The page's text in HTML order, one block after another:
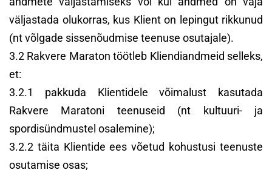
väljastada olukorras, kus Klient on lepingut rikkunud
(nt võlgade sissenõudmise teenuse osutajale).
3.2 Rakvere Maraton töötleb Kliendiandmeid selleks,
et:
3.2.1 pakkuda Klientidele võimalust kasutada
Rakvere Maratoni teenuseid (nt kultuuri- ja
spordisündmustel osalemine);
3.2.2 täita Klientide ees võetud kohustusi teenuste
osutamise osas;